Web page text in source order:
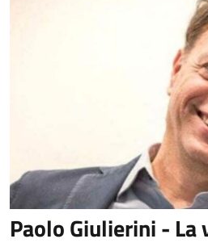
Paolo Giulierini - La